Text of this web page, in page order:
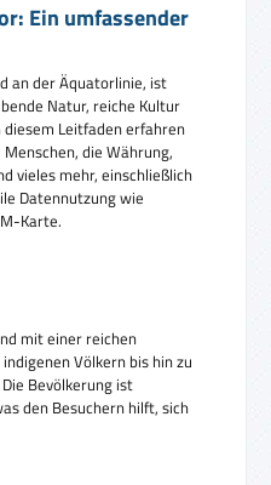
Ein umfassender
an der Äquatorlinie, ist
Natur, reiche Kultur
Leitfaden erfahren
die Währung,
vieles mehr, einschließlich
Datennutzung wie
Karte.
mit einer reichen
Völkern bis hin zu
Bevölkerung ist
den Besuchern hilft, sich